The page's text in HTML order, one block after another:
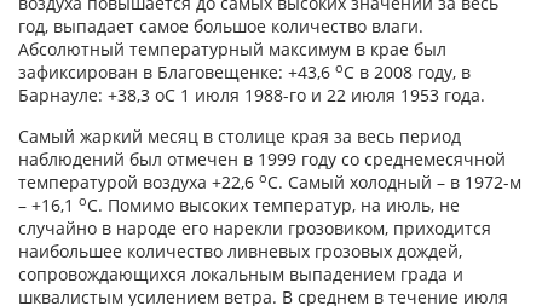
год, выпадает самое большое количество влаги.
Абсолютный температурный максимум в крае был
зафиксирован в Благовещенке: +43,6 оС в 2008 году, в
Барнауле: +38,3 оС 1 июля 1988-го и 22 июля 1953 года.
Самый жаркий месяц в столице края за весь период
наблюдений был отмечен в 1999 году со среднемесячной
температурой воздуха +22,6 оС. Самый холодный – в 1972-м
– +16,1 оС. Помимо высоких температур, на июль, не
случайно в народе его нарекли грозовиком, приходится
наибольшее количество ливневых грозовых дождей,
сопровождающихся локальным выпадением града и
шквалистым усилением ветра. В среднем в течение июля